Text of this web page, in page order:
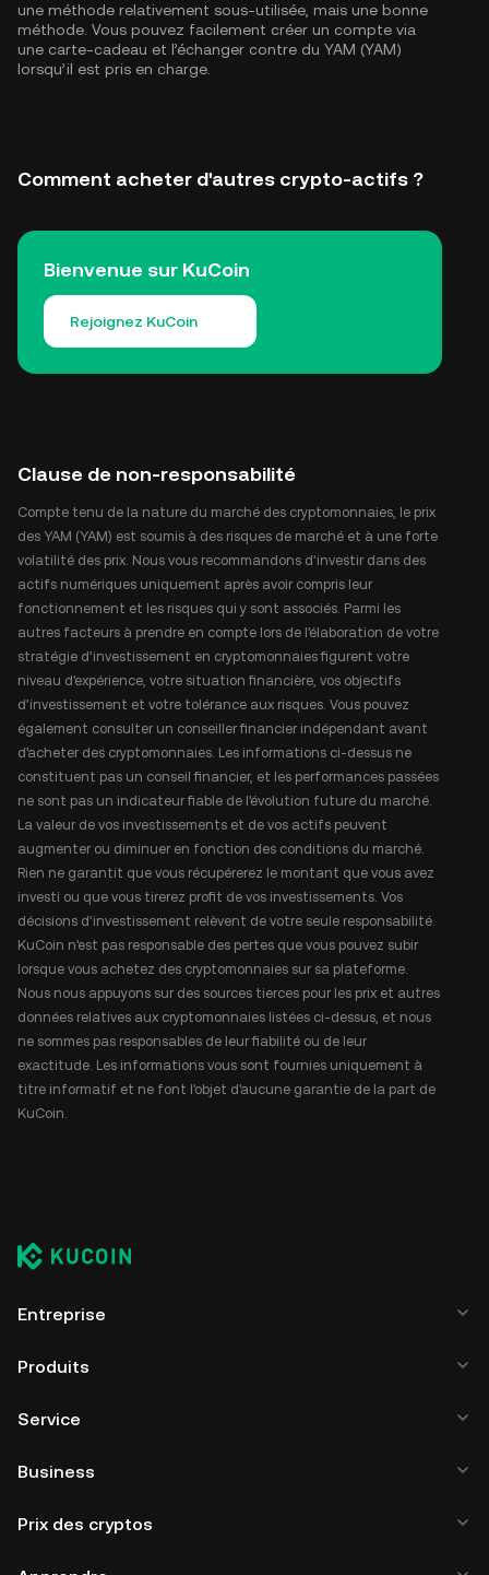
une méthode relativement sous-utilisée, mais une bonne
méthode. Vous pouvez facilement créer un compte via
une carte-cadeau et l’échanger contre du YAM (YAM)
lorsqu’il est pris en charge.
Comment acheter d'autres crypto-actifs ?
Bienvenue sur KuCoin
Rejoignez KuCoin
Clause de non-responsabilité
Compte tenu de la nature du marché des cryptomonnaies, le prix
des YAM (YAM) est soumis à des risques de marché et à une forte
volatilité des prix. Nous vous recommandons d'investir dans des
actifs numériques uniquement après avoir compris leur
fonctionnement et les risques qui y sont associés. Parmi les
autres facteurs à prendre en compte lors de l'élaboration de votre
stratégie d'investissement en cryptomonnaies figurent votre
niveau d'expérience, votre situation financière, vos objectifs
d'investissement et votre tolérance aux risques. Vous pouvez
également consulter un conseiller financier indépendant avant
d'acheter des cryptomonnaies. Les informations ci-dessus ne
constituent pas un conseil financier, et les performances passées
ne sont pas un indicateur fiable de l'évolution future du marché.
La valeur de vos investissements et de vos actifs peuvent
augmenter ou diminuer en fonction des conditions du marché.
Rien ne garantit que vous récupérerez le montant que vous avez
investi ou que vous tirerez profit de vos investissements. Vos
décisions d'investissement relèvent de votre seule responsabilité.
KuCoin n'est pas responsable des pertes que vous pouvez subir
lorsque vous achetez des cryptomonnaies sur sa plateforme.
Nous nous appuyons sur des sources tierces pour les prix et autres
données relatives aux cryptomonnaies listées ci-dessus, et nous
ne sommes pas responsables de leur fiabilité ou de leur
exactitude. Les informations vous sont fournies uniquement à
titre informatif et ne font l'objet d'aucune garantie de la part de
KuCoin.
Entreprise
Produits
Service
Business
Prix des cryptos